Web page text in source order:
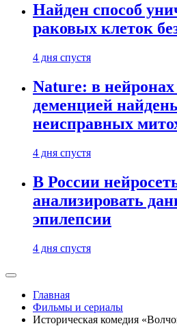
Найден способ
раковых клеток
4 дня спустя
Nature: в
деменцией
неисправных
4 дня спустя
В России
анализировать
эпилепсии
4 дня спустя
Главная
Фильмы и сериалы
Историческая комедия